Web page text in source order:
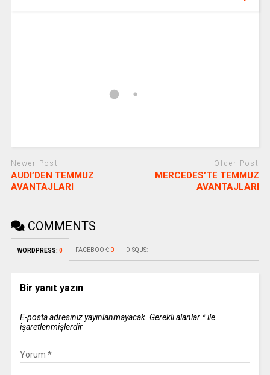
Newer Post
AUDI’DEN TEMMUZ
AVANTAJLARI
Older Post
MERCEDES’TE TEMMUZ
AVANTAJLARI
COMMENTS
WORDPRESS: 0 FACEBOOK: 0 DISQUS:
Bir yanıt yazın
E-posta adresiniz yayınlanmayacak. Gerekli alanlar *ile
işaretlenmişlerdir
Yorum *